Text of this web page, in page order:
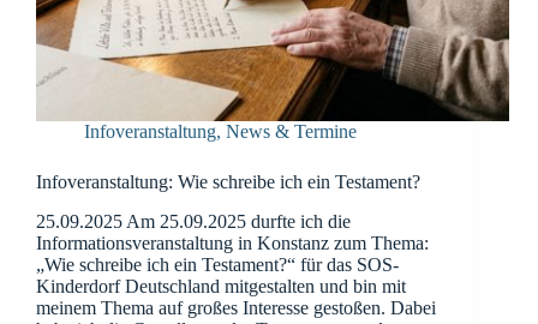
Infoveranstaltung, News & Termine
Infoveranstaltung: Wie schreibe ich ein Testament?
25.09.2025 Am 25.09.2025 durfte ich die
Informationsveranstaltung in Konstanz zum Thema:
„Wie schreibe ich ein Testament?“ für das SOS-
Kinderdorf Deutschland mitgestalten und bin mit
meinem Thema auf großes Interesse gestoßen. Dabei